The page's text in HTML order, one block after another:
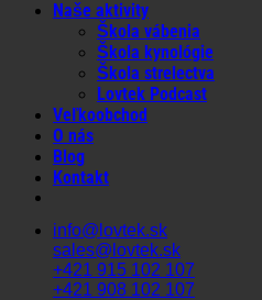
Naše aktivity
Škola vábenia
Škola kynológie
Škola strelectva
Lovtek Podcast
Veľkoobchod
O nás
Blog
Kontakt
info@lovtek.sk
sales@lovtek.sk
+421 915 102 107
+421 908 102 107